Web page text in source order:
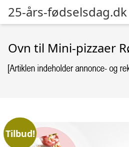
25-års-fødselsdag.dk
Ovn til Mini-pizzaer
Tilbud!